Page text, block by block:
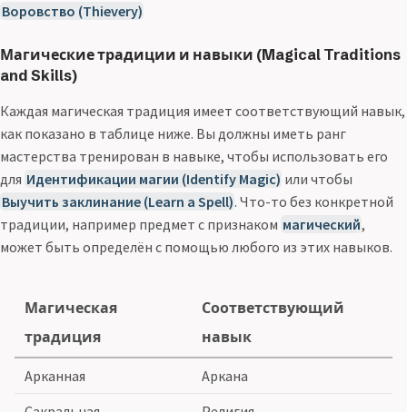
Воровство (Thievery)
Магические традиции и навыки (Magical Traditions
and Skills)
Каждая магическая традиция имеет соответствующий навык,
как показано в таблице ниже. Вы должны иметь ранг
мастерства тренирован в навыке, чтобы использовать его
для Идентификации магии (Identify Magic) или чтобы
Выучить заклинание (Learn a Spell). Что-то без конкретной
традиции, например предмет с признаком магический,
может быть определён с помощью любого из этих навыков.
Магическая
традиция
Соответствующий
навык
Арканная
Аркана